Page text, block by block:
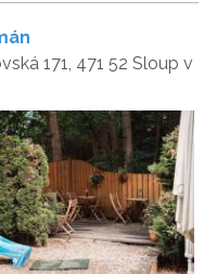
171, 471 52 Sloup v